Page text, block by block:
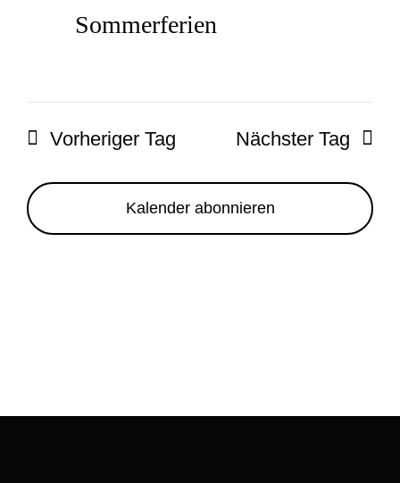
Sommerferien
Vorheriger Tag Nächster Tag
Kalender abonnieren